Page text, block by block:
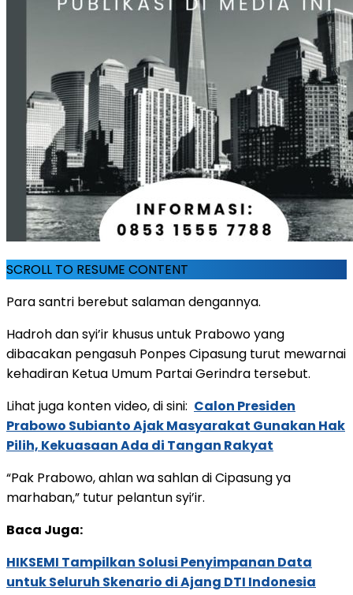
SCROLL TO RESUME CONTENT
Para santri berebut salaman dengannya.
Hadroh dan syi’ir khusus untuk Prabowo yang
dibacakan pengasuh Ponpes Cipasung turut mewarnai
kehadiran Ketua Umum Partai Gerindra tersebut.
Lihat juga konten video, di sini: Calon Presiden
Prabowo Subianto Ajak Masyarakat Gunakan Hak
Pilih, Kekuasaan Ada di Tangan Rakyat
“Pak Prabowo, ahlan wa sahlan di Cipasung ya
marhaban,” tutur pelantun syi’ir.
Baca Juga:
HIKSEMI Tampilkan Solusi Penyimpanan Data
untuk Seluruh Skenario di Ajang DTI Indonesia